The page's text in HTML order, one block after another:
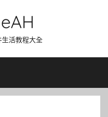
活教程大全